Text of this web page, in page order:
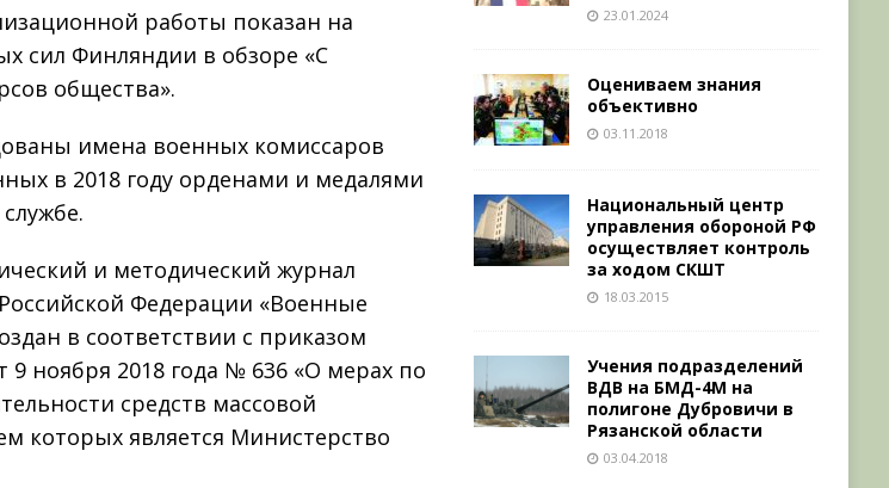
работы показан на
сил Финляндии в обзоре «С
общества».
имена военных комиссаров
в 2018 году орденами и медалями
и методический журнал
Федерации «Военные
в соответствии с приказом
ноября 2018 года № 636 «О мерах по
средств массовой
которых является Министерство
23.01.2024
Оцениваем знания
объективно
03.11.2018
Национальный центр
управления обороной РФ
осуществляет контроль
за ходом СКШТ
18.03.2015
Учения подразделений
ВДВ на БМД-4М на
полигоне Дубровичи в
Рязанской области
03.04.2018